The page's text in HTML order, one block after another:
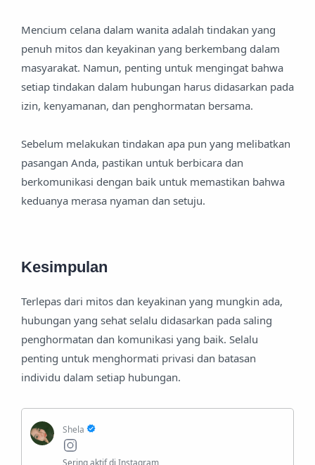
Mencium celana dalam wanita adalah tindakan yang
penuh mitos dan keyakinan yang berkembang dalam
masyarakat. Namun, penting untuk mengingat bahwa
setiap tindakan dalam hubungan harus didasarkan pada
izin, kenyamanan, dan penghormatan bersama.
Sebelum melakukan tindakan apa pun yang melibatkan
pasangan Anda, pastikan untuk berbicara dan
berkomunikasi dengan baik untuk memastikan bahwa
keduanya merasa nyaman dan setuju.
Kesimpulan
Terlepas dari mitos dan keyakinan yang mungkin ada,
hubungan yang sehat selalu didasarkan pada saling
penghormatan dan komunikasi yang baik. Selalu
penting untuk menghormati privasi dan batasan
individu dalam setiap hubungan.